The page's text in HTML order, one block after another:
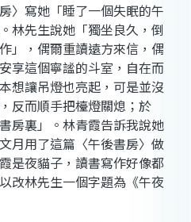
寫她「睡了一個失眠的午
林先生說她「獨坐良久，倒
」，偶爾重讀遠方來信，偶
享這個寧謐的斗室，自在而
想讓吊燈也亮起，可是並沒
反而順手把檯燈關熄；於
房裏」。林青霞告訴我說她
月用了這篇〈午後書房〉做
是夜貓子，讀書寫作好像都
改林先生一個字題為《午夜